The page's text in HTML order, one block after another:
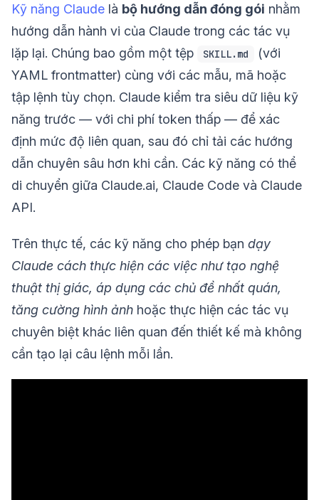
Kỹ năng Claude là bộ hướng dẫn đóng gói nhằm
hướng dẫn hành vi của Claude trong các tác vụ
lặp lại. Chúng bao gồm một tệp
SKILL.md
(với
YAML frontmatter) cùng với các mẫu, mã hoặc
tập lệnh tùy chọn. Claude kiểm tra siêu dữ liệu kỹ
năng trước — với chi phí token thấp — để xác
định mức độ liên quan, sau đó chỉ tải các hướng
dẫn chuyên sâu hơn khi cần. Các kỹ năng có thể
di chuyển giữa Claude.ai, Claude Code và Claude
API.
Trên thực tế, các kỹ năng cho phép bạn dạy
Claude cách thực hiện các việc như tạo nghệ
thuật thị giác, áp dụng các chủ đề nhất quán,
tăng cường hình ảnh hoặc thực hiện các tác vụ
chuyên biệt khác liên quan đến thiết kế mà không
cần tạo lại câu lệnh mỗi lần.